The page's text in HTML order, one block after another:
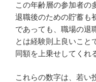
この年齢層の参加者の
退職後のための貯蓄も
であっても、職場の退
とは経験則上良いこと
同額を上乗せしてくれ
これらの数字は、若い